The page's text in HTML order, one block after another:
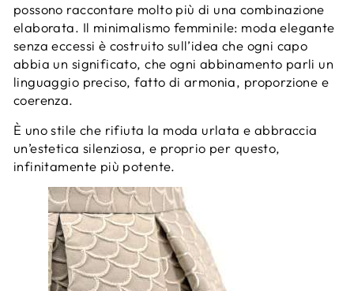
possono raccontare molto più di una combinazione
elaborata. Il minimalismo femminile: moda elegante
senza eccessi è costruito sull’idea che ogni capo
abbia un significato, che ogni abbinamento parli un
linguaggio preciso, fatto di armonia, proporzione e
coerenza.
È uno stile che rifiuta la moda urlata e abbraccia
un’estetica silenziosa, e proprio per questo,
infinitamente più potente.